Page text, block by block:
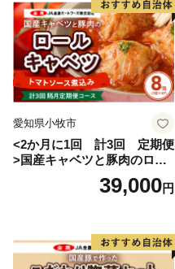
愛知県小牧市
<2か月に1回 計3回 定期便
>国産キャベツと豚肉のロー
ルキャベツ（4P入り）
39,000円